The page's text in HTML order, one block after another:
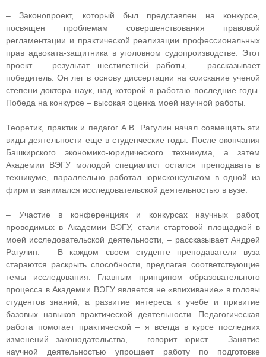
– Законопроект, который был представлен на конкурсе,
посвящен проблемам совершенствования правовой
регламентации и практической реализации профессиональных
прав адвоката-защитника в уголовном судопроизводстве. Этот
проект – результат шестилетней работы, – рассказывает
победитель. Он лег в основу диссертации на соискание ученой
степени доктора наук, над которой я работаю последние годы.
Победа на конкурсе – высокая оценка моей научной работы.
Теоретик, практик и педагог А.В. Рагулин начал совмещать эти
виды деятельности еще в студенческие годы. После окончания
Башкирского экономико-юридического техникума, а затем
Академии ВЭГУ молодой специалист остался преподавать в
техникуме, параллельно работал юрисконсультом в одной из
фирм и занимался исследовательской деятельностью в вузе.
– Участие в конференциях и конкурсах научных работ,
проводимых в Академии ВЭГУ, стали стартовой площадкой в
моей исследовательской деятельности, – рассказывает Андрей
Рагулин. – В каждом своем студенте преподаватели вуза
стараются раскрыть способности, предлагая соответствующие
темы исследования. Главным принципом образовательного
процесса в Академии ВЭГУ является не «впихивание» в головы
студентов знаний, а развитие интереса к учебе и привитие
базовых навыков практической деятельности. Педагогическая
работа помогает практической – я всегда в курсе последних
изменений законодательства, – говорит юрист. – Занятие
научной деятельностью упрощает работу по подготовке